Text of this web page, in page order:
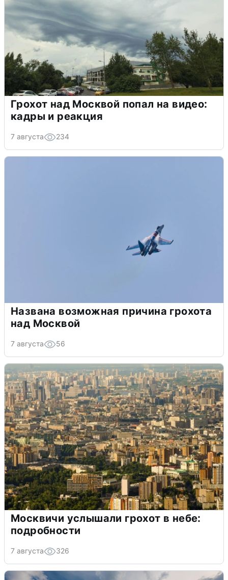
Грохот над Москвой попал на видео:
кадры и реакция
7 августа 234
Названа возможная причина грохота
над Москвой
7 августа 56
Москвичи услышали грохот в небе:
подробности
7 августа 326